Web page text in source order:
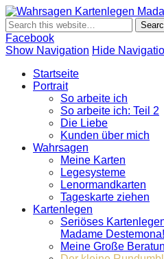
Wahrsagen und Kartenlegen
Facebook
Show Navigation Hide
Startseite
Portrait
So arbeite ich
So arbeite ich: Teil 2
Die Liebe
Kunden über mich
Wahrsagen
Meine Karten
Legesysteme
Lenormandkarten
Tageskarte ziehen
Kartenlegen
Seriöses
Madame Destemona!
Meine Große